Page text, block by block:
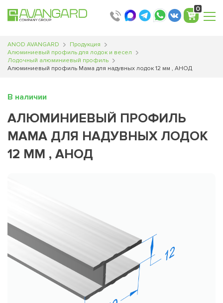
0
ANOD AVANGARD
Продукция
Алюминиевый профиль для лодок и весел
Лодочный алюминиевый профиль
Алюминиевый профиль Мама для надувных лодок 12 мм , АНОД
В наличии
АЛЮМИНИЕВЫЙ ПРОФИЛЬ
МАМА ДЛЯ НАДУВНЫХ ЛОДОК
12 ММ , АНОД